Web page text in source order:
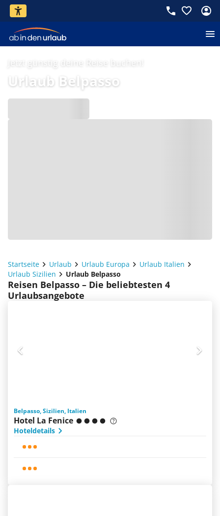
Jetzt günstig deine Reise buchen!
Urlaub Belpasso
Startseite Urlaub Urlaub Europa
Urlaub Italien
Urlaub Sizilien
Urlaub Belpasso
Reisen Belpasso – Die beliebtesten 4
Urlaubsangebote
Belpasso, Sizilien, Italien
Hotel La Fenice
Hoteldetails